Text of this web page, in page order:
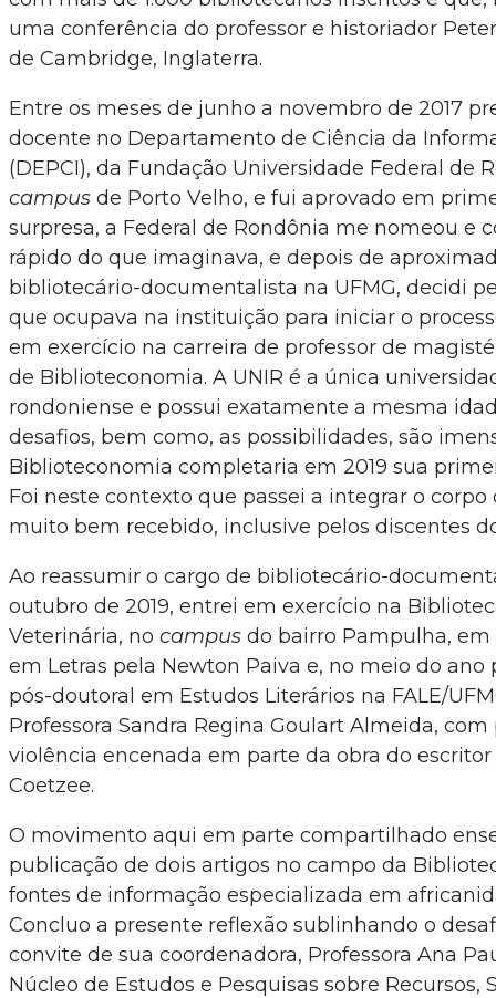
uma conferência do professor e historiador
de Cambridge, Inglaterra.
Entre os meses de junho a novembro de 2017
docente no Departamento de Ciência da
(DEPCI), da Fundação Universidade Federal de
campus de Porto Velho, e fui aprovado em
surpresa, a Federal de Rondônia me nomeou e
rápido do que imaginava, e depois de
bibliotecário-documentalista na UFMG, decidi
que ocupava na instituição para iniciar o
em exercício na carreira de professor de
de Biblioteconomia. A UNIR é a única
rondoniense e possui exatamente a mesma
desafios, bem como, as possibilidades, são
Biblioteconomia completaria em 2019 sua
Foi neste contexto que passei a integrar o
muito bem recebido, inclusive pelos discentes
Ao reassumir o cargo de bibliotecário-
outubro de 2019, entrei em exercício na
Veterinária, no campus do bairro Pampulha,
em Letras pela Newton Paiva e, no meio do ano
pós-doutoral em Estudos Literários na FALE/
Professora Sandra Regina Goulart Almeida,
violência encenada em parte da obra do escritor
Coetzee.
O movimento aqui em parte compartilhado
publicação de dois artigos no campo da
fontes de informação especializada em
Concluo a presente reflexão sublinhando o
convite de sua coordenadora, Professora Ana
Núcleo de Estudos e Pesquisas sobre Recursos,